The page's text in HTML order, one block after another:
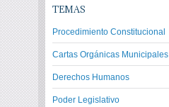
TEMAS
Procedimiento Constitucional
Cartas Orgánicas Municipales
Derechos Humanos
Poder Legislativo